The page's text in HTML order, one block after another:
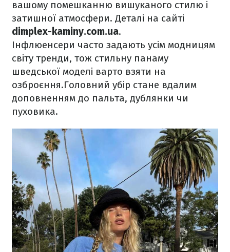
вашому помешканню вишуканого стилю і
затишної атмосфери. Деталі на сайті
dimplex-kaminy.com.ua.
Інфлюенсери часто задають усім модницям
світу тренди, тож стильну панаму
шведської моделі варто взяти на
озброєння.Головний убір стане вдалим
доповненням до пальта, дублянки чи
пуховика.